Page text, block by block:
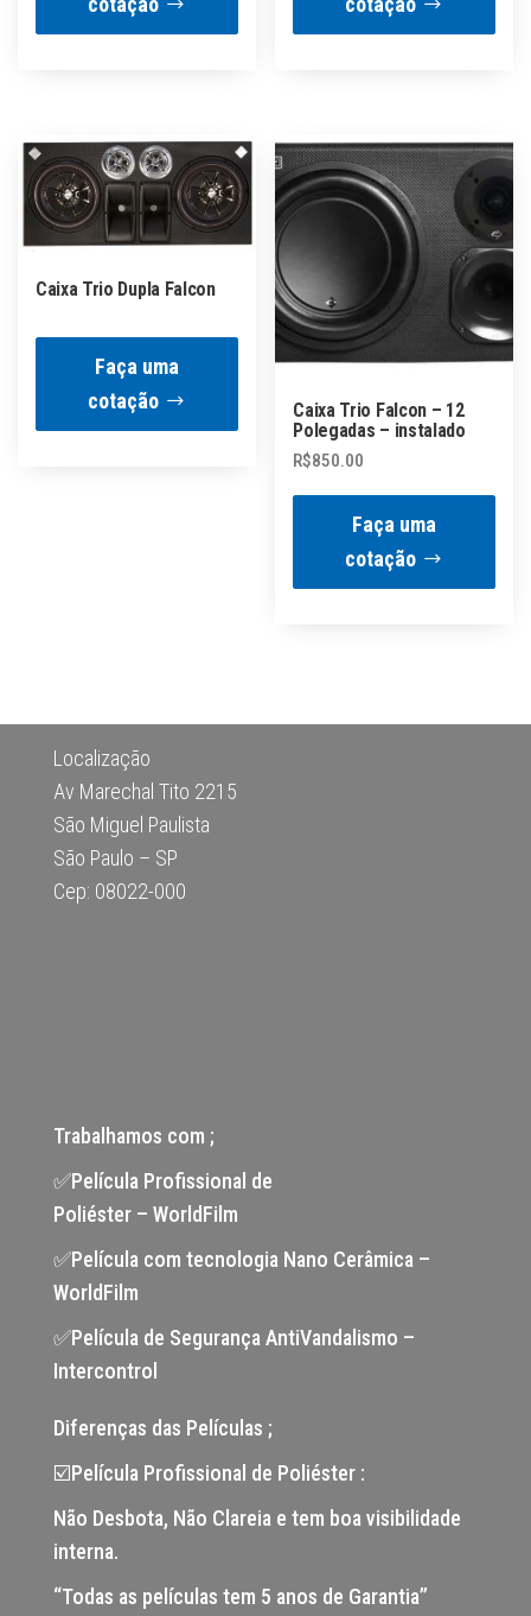
Caixa Trio Dupla Falcon
Faça uma
cotação
Caixa Trio Falcon – 12
Polegadas – instalado
R$850.00
Faça uma
cotação
Localização
Av Marechal Tito 2215
São Miguel Paulista
São Paulo – SP
Cep: 08022-000
Trabalhamos com ;
✅Película Profissional de
Poliéster – WorldFilm
✅Película com tecnologia Nano Cerâmica –
WorldFilm
✅Película de Segurança AntiVandalismo –
Intercontrol
Diferenças das Películas ;
☑️Película Profissional de Poliéster :
Não Desbota, Não Clareia e tem boa visibilidade
interna.
“Todas as películas tem 5 anos de Garantia”